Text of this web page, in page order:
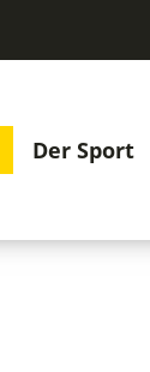
Der Sport